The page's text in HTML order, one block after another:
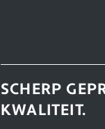
SCHERP
KWALITEIT.